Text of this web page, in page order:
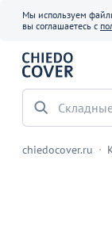
Мы используем
вы соглашаетесь с
chiedocover.ru